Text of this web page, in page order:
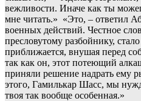
вежливости. Иначе как ты
мне читать.» «Это, – ответил
военных действий. Честное
пресловутому разбойнику,
приближается, внушая перед
так как он, этот потеющий
приняли решение надрать ему
этого, Гамилькар Шасс, мы
твоя так вообще особенная.»